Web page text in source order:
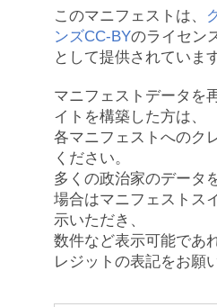
このマニフェストは、
ンズCC-BYのライセン
として提供されています
マニフェストデータを
イトを構築した方は、
各マニフェストへのク
ください。
多くの政治家のデータ
場合はマニフェストス
示いただき、
数件など表示可能であ
レジットの表記をお願